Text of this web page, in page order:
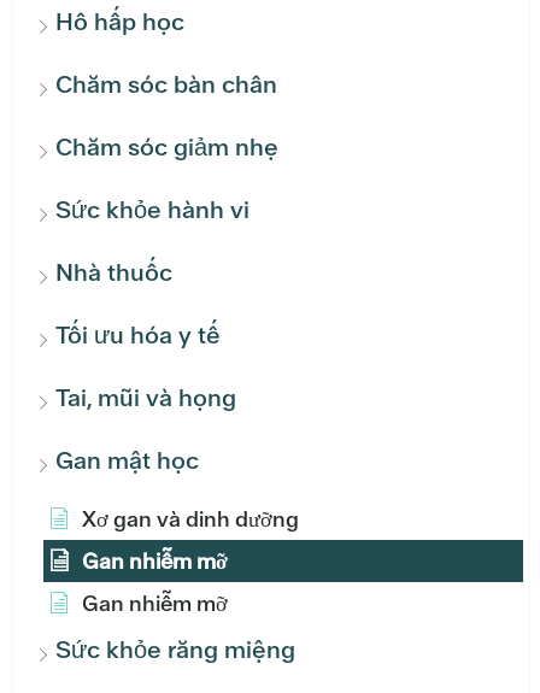
Hô hấp học
Chăm sóc bàn chân
Chăm sóc giảm nhẹ
Sức khỏe hành vi
Nhà thuốc
Tối ưu hóa y tế
Tai, mũi và họng
Gan mật học
Xơ gan và dinh dưỡng
Gan nhiễm mỡ
Gan nhiễm mỡ
Sức khỏe răng miệng